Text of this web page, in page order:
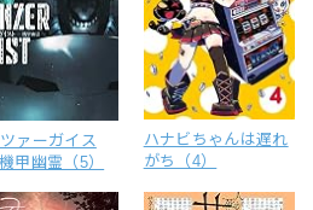
ァーガイス
甲幽霊（5）
ハナビちゃんは遅れ
がち（4）